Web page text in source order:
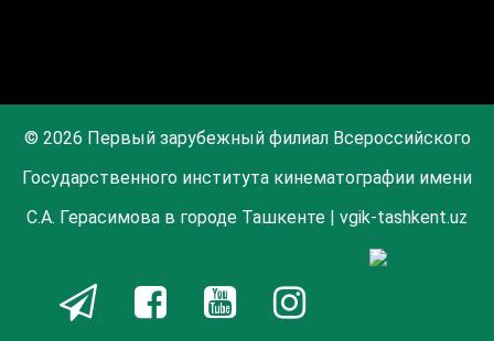
© 2026 Первый зарубежный филиал Всероссийского
Государственного института кинематографии имени
С.А. Герасимова в городе Ташкенте | vgik-tashkent.uz